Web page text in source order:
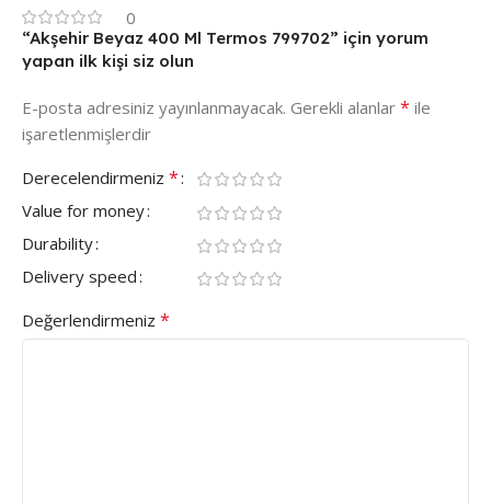
0
“Akşehir Beyaz 400 Ml Termos 799702” için yorum
yapan ilk kişi siz olun
E-posta adresiniz yayınlanmayacak. Gerekli alanlar * ile
işaretlenmişlerdir
Derecelendirmeniz *
Value for money
Durability
Delivery speed
Değerlendirmeniz *